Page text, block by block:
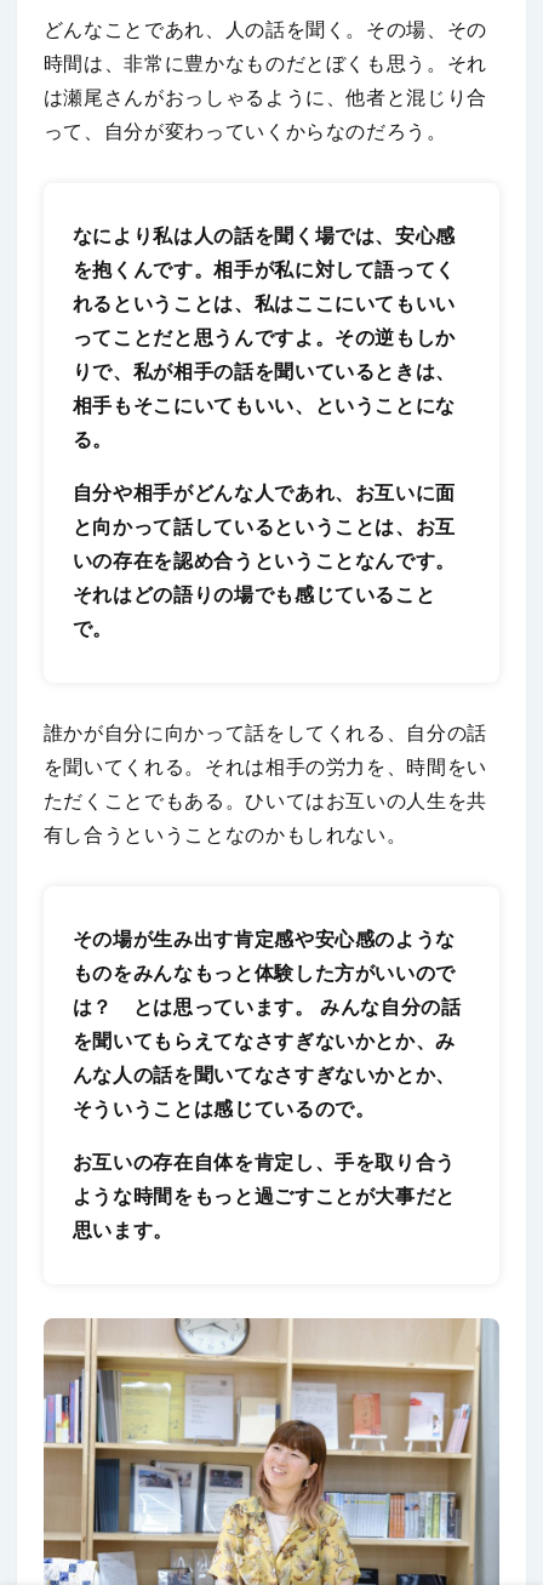
どんなことであれ、人の話を聞く。その場、その
時間は、非常に豊かなものだとぼくも思う。それ
は瀬尾さんがおっしゃるように、他者と混じり合
って、自分が変わっていくからなのだろう。
なにより私は人の話を聞く場では、安心感
を抱くんです。相手が私に対して語ってく
れるということは、私はここにいてもいい
ってことだと思うんですよ。その逆もしか
りで、私が相手の話を聞いているときは、
相手もそこにいてもいい、ということにな
る。
自分や相手がどんな人であれ、お互いに面
と向かって話しているということは、お互
いの存在を認め合うということなんです。
それはどの語りの場でも感じていること
で。
誰かが自分に向かって話をしてくれる、自分の話
を聞いてくれる。それは相手の労力を、時間をい
ただくことでもある。ひいてはお互いの人生を共
有し合うということなのかもしれない。
その場が生み出す肯定感や安心感のような
ものをみんなもっと体験した方がいいので
は？ とは思っています。 みんな自分の話
を聞いてもらえてなさすぎないかとか、み
んな人の話を聞いてなさすぎないかとか、
そういうことは感じているので。
お互いの存在自体を肯定し、手を取り合う
ような時間をもっと過ごすことが大事だと
思います。